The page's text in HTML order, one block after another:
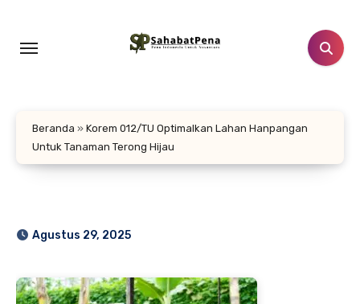
konten
Beranda » Korem 012/TU Optimalkan Lahan Hanpangan
Untuk Tanaman Terong Hijau
Agustus 29, 2025